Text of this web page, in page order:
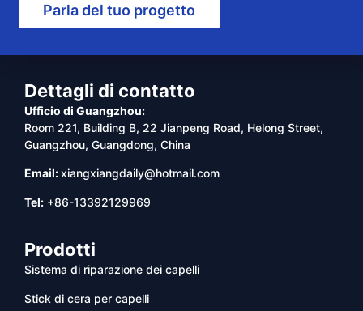
Parla del tuo progetto
Dettagli di contatto
Ufficio di Guangzhou:
Room 221, Building B, 22 Jianpeng Road, Helong Street,
Guangzhou, Guangdong, China
Email:xiangxiangdaily@hotmail.com
Tel: +86-13392129969
Prodotti
Sistema di riparazione dei capelli
Stick di cera per capelli